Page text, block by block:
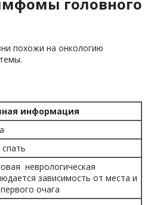
головного
похожи на онкологию
информация
неврологическая
зависимость от места и
очага